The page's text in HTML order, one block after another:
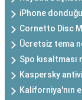
iPhone
Cornetto Disc
Ücretsiz tema
Spo kısaltması
Kaspersky
Kaliforniya'nın